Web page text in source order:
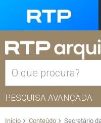
PESQUISA AVANÇADA
Início Conteúdo Secretário